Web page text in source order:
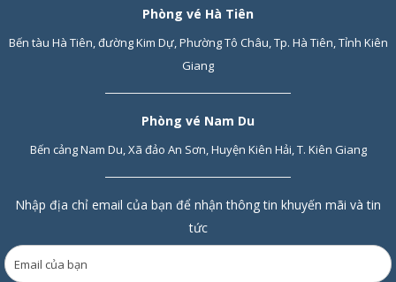
Phòng vé Hà Tiên
Bến tàu Hà Tiên, đường Kim Dự, Phường Tô Châu, Tp. Hà Tiên, Tỉnh Kiên
Giang
Phòng vé Nam Du
Bến cảng Nam Du, Xã đảo An Sơn, Huyện Kiên Hải, T. Kiên Giang
Nhập địa chỉ email của bạn để nhận thông tin khuyến mãi và tin
tức